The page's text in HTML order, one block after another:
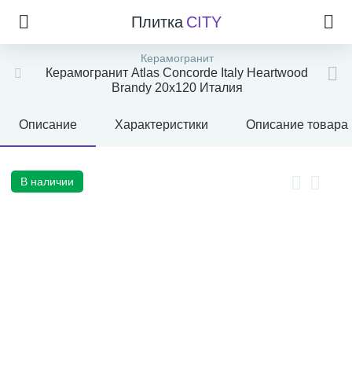
Плитка CITY
Керамогранит
Керамогранит Atlas Concorde Italy Heartwood
Brandy 20x120 Италия
Описание Характеристики Описание товара
В наличии